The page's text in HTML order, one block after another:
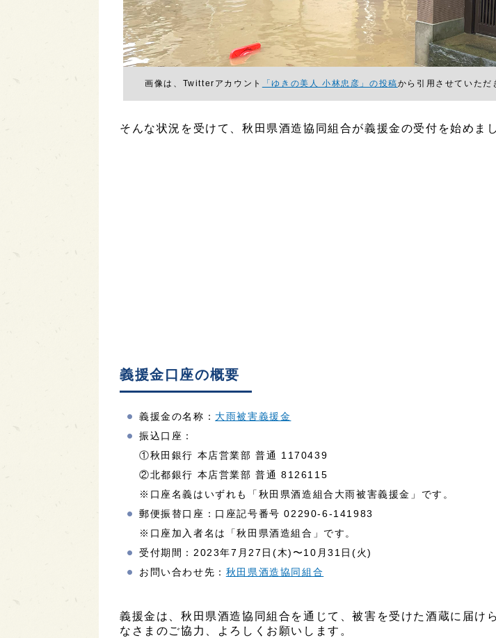
画像は、Twitterアカウント 「ゆきの美人 小林忠彦」の投稿から引用させていただ
そんな状況を受けて、秋田県酒造協同組合が義援金の受付を始めまし
義援金口座の概要
義援金の名称： 大雨被害義援金
振込口座：
①秋田銀行 本店営業部 普通 1170439
②北都銀行 本店営業部 普通 8126115
※口座名義はいずれも「秋田県酒造組合大雨被害義援金」です。
郵便振替口座：口座記号番号 02290-6-141983
※口座加入者名は「秋田県酒造組合」です。
受付期間：2023年7月27日(木)〜10月31日(火)
お問い合わせ先： 秋田県酒造協同組合
義援金は、秋田県酒造協同組合を通じて、被害を受けた酒蔵に届け
なさまのご協力、よろしくお願いします。